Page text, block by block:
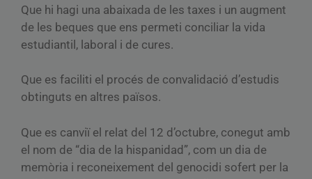
Que hi hagi una abaixada de les taxes i un augment
de les beques que ens permeti conciliar la vida
estudiantil, laboral i de cures.
Que es faciliti el procés de convalidació d’estudis
obtinguts en altres països.
Que es canviï el relat del 12 d’octubre, conegut amb
el nom de “dia de la hispanidad”, com un dia de
memòria i reconeixement del genocidi sofert per la